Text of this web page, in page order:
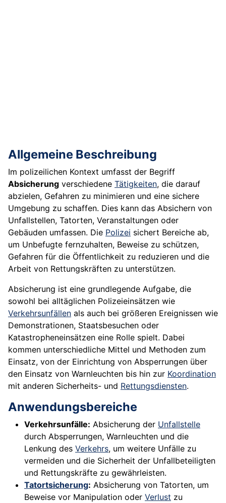
Allgemeine Beschreibung
Im polizeilichen Kontext umfasst der Begriff
Absicherung verschiedene Tätigkeiten, die darauf
abzielen, Gefahren zu minimieren und eine sichere
Umgebung zu schaffen. Dies kann das Absichern von
Unfallstellen, Tatorten, Veranstaltungen oder
Gebäuden umfassen. Die Polizei sichert Bereiche ab,
um Unbefugte fernzuhalten, Beweise zu schützen,
Gefahren für die Öffentlichkeit zu reduzieren und die
Arbeit von Rettungskräften zu unterstützen.
Absicherung ist eine grundlegende Aufgabe, die
sowohl bei alltäglichen Polizeieinsätzen wie
Verkehrsunfällen als auch bei größeren Ereignissen wie
Demonstrationen, Staatsbesuchen oder
Katastropheneinsätzen eine Rolle spielt. Dabei
kommen unterschiedliche Mittel und Methoden zum
Einsatz, von der Einrichtung von Absperrungen über
den Einsatz von Warnleuchten bis hin zur Koordination
mit anderen Sicherheits- und Rettungsdiensten.
Anwendungsbereiche
Verkehrsunfälle: Absicherung der Unfallstelle
durch Absperrungen, Warnleuchten und die
Lenkung des Verkehrs, um weitere Unfälle zu
vermeiden und die Sicherheit der Unfallbeteiligten
und Rettungskräfte zu gewährleisten.
Tatortsicherung: Absicherung von Tatorten, um
Beweise vor Manipulation oder Verlust zu